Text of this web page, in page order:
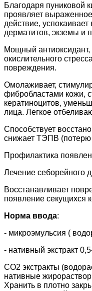
Благодаря пуниковой
проявляет
действие,
дерматитов, экземы и
Мощный
окислительного
повреждения.
Омолаживает,
фибробластами кожи,
кератиноцитов,
лица. Легкое
Способствует
снижает ТЭПВ (потерю
Профилактика
Лечение себорейного
Восстанавливает
появление секущихся
Норма ввода:
- микроэмульсия (
- нативный экстракт
СО2 экстракты
нативные
Хранить в плотно